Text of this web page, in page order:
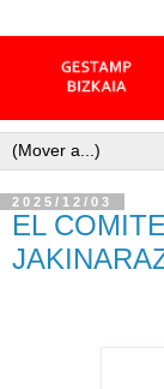
2025/12/03
EL